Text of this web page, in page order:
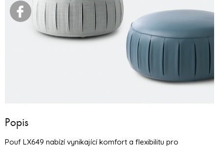
Popis
Pouf LX649 nabízí vynikající komfort a flexibilitu pro